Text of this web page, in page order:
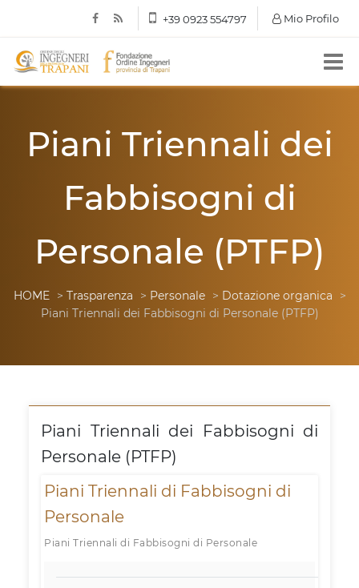
+39 0923 554797 Mio Profilo
Piani Triennali dei
Fabbisogni di
Personale (PTFP)
HOME > Trasparenza > Personale > Dotazione organica
>
Piani Triennali dei Fabbisogni di Personale (PTFP)
Piani Triennali dei Fabbisogni di
Personale (PTFP)
Piani Triennali di Fabbisogni di
Personale
Piani Triennali di Fabbisogni di Personale